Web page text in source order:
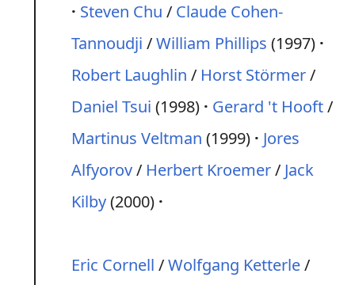
Steven Chu / Claude Cohen-
Tannoudji /William Phillips (1997)
Robert Laughlin / Horst Störmer/
Daniel Tsui (1998) Gerard 't Hooft/
Martinus Veltman (1999)
Jores
Alfyorov/ Herbert Kroemer/ Jack
Kilby(2000)
Eric Cornell /Wolfgang Ketterle/